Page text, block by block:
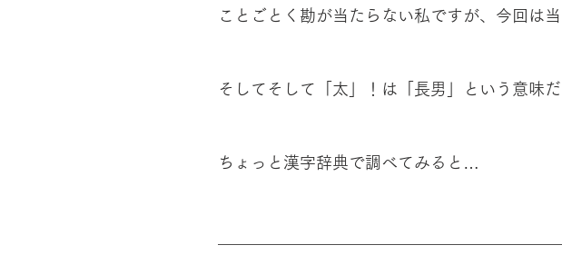
ことごとく勘が当たらない私ですが、今回は
そしてそして「太」！は「長男」という意味
ちょっと漢字辞典で調べてみると…